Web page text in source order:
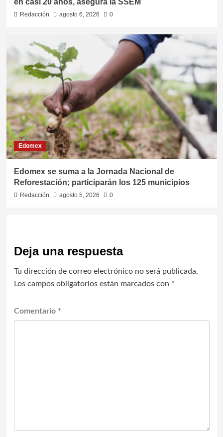
Redacción agosto 6, 2026 0
Edomex
Edomex se suma a la Jornada Nacional de
Reforestación; participarán los 125 municipios
Redacción agosto 5, 2026 0
Deja una respuesta
Tu dirección de correo electrónico no será publicada.
Los campos obligatorios están marcados con *
Comentario *